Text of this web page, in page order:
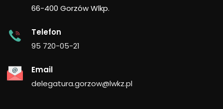
66-400 Gorzów Wlkp.
Telefon
95 720-05-21
Email
delegatura.gorzow@lwkz.pl